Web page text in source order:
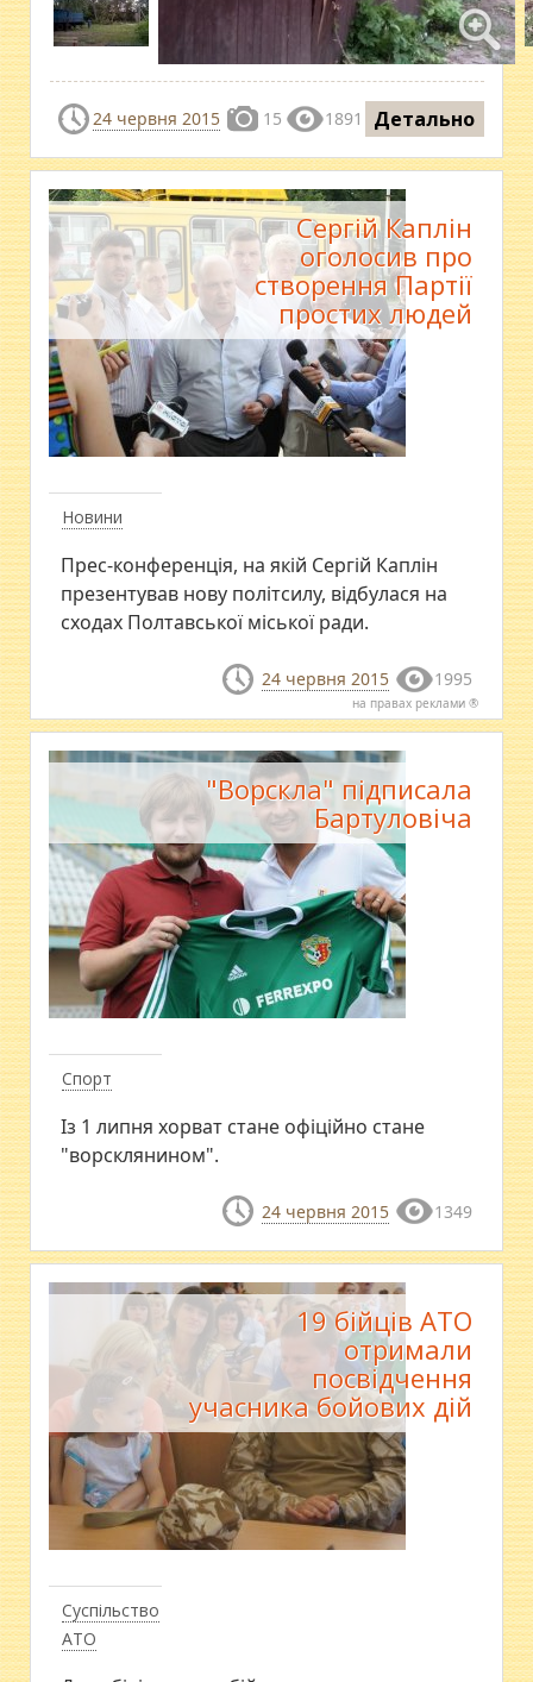
24 червня 2015 15 1891 Детально
Новини
Сергій Каплін
оголосив про
створення Партії
простих людей
Прес-конференція, на якій Сергій Каплін
презентував нову політсилу, відбулася на
сходах Полтавської міської ради.
24 червня 2015 1995
на правах реклами ®
Спорт
"Ворскла" підписала
Бартуловіча
Із 1 липня хорват стане офіційно стане
"ворсклянином".
24 червня 2015 1349
Суспільство
АТО
19 бійців АТО
отримали
посвідчення
учасника бойових дій